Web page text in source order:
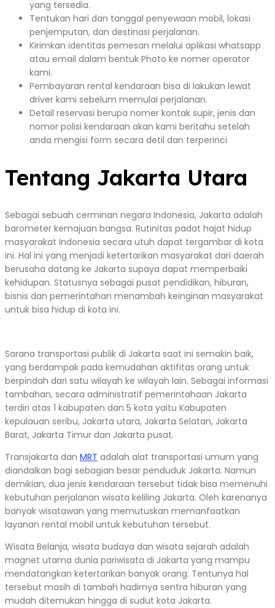
yang tersedia.
Tentukan hari dan tanggal penyewaan mobil, lokasi
penjemputan, dan destinasi perjalanan.
Kirimkan identitas pemesan melalui aplikasi whatsapp
atau email dalam bentuk Photo ke nomer operator
kami.
Pembayaran rental kendaraan bisa di lakukan lewat
driver kami sebelum memulai perjalanan.
Detail reservasi berupa nomer kontak supir, jenis dan
nomor polisi kendaraan akan kami beritahu setelah
anda mengisi form secara detil dan terperinci
Tentang Jakarta Utara
Sebagai sebuah cerminan negara Indonesia, Jakarta adalah
barometer kemajuan bangsa. Rutinitas padat hajat hidup
masyarakat Indonesia secara utuh dapat tergambar di kota
ini. Hal ini yang menjadi ketertarikan masyarakat dari daerah
berusaha datang ke Jakarta supaya dapat memperbaiki
kehidupan. Statusnya sebagai pusat pendidikan, hiburan,
bisnis dan pemerintahan menambah keinginan masyarakat
untuk bisa hidup di kota ini.
Sarana transportasi publik di Jakarta saat ini semakin baik,
yang berdampak pada kemudahan aktifitas orang untuk
berpindah dari satu wilayah ke wilayah lain. Sebagai informasi
tambahan, secara administratif pemerintahaan Jakarta
terdiri atas 1 kabupaten dan 5 kota yaitu Kabupaten
kepulauan seribu, Jakarta utara, Jakarta Selatan, Jakarta
Barat, Jakarta Timur dan Jakarta pusat.
Transjakarta dan MRT adalah alat transportasi umum yang
diandalkan bagi sebagian besar penduduk Jakarta. Namun
demikian, dua jenis kendaraan tersebut tidak bisa memenuhi
kebutuhan perjalanan wisata keliling Jakarta. Oleh karenanya
banyak wisatawan yang memutuskan memanfaatkan
layanan rental mobil untuk kebutuhan tersebut.
Wisata Belanja, wisata budaya dan wisata sejarah adalah
magnet utama dunia pariwisata di Jakarta yang mampu
mendatangkan ketertarikan banyak orang. Tentunya hal
tersebut masih di tambah hadirnya sentra hiburan yang
mudah ditemukan hingga di sudut kota Jakarta.